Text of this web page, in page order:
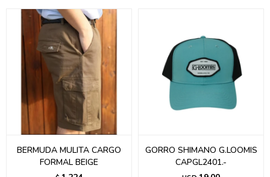
BERMUDA MULITA CARGO
FORMAL BEIGE
GORRO SHIMANO G.LOOMIS
CAPGL2401.-